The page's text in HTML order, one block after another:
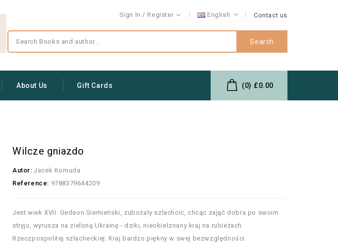
Sign In Register English Contact us
Search
About Us Gift Cards (0) £0.00
Wilcze gniazdo
Autor: Jacek Komuda
Reference: 9788379644209
Jest wiek XVII. Gedeon Siemieński, zubożały szlachcic, chcąc zająć dobra po swoim
stryju, wyrusza na zieloną Ukrainę - dziki, nieokiełznany kraj na rubieżach
Rzeczpospolitej szlacheckiej. Kraj bardzo piękny w swej bezwzględności.